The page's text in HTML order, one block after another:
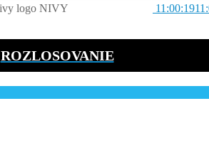
NIVY 11:00:19
ROZLOSOVANIE